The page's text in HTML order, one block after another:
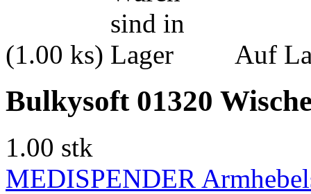
(1.00 ks) Auf
Bulkysoft 01320
1.00 stk
MEDISPENDER